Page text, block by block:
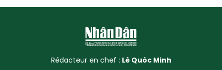
Rédacteur en chef : Lê Quôc Minh